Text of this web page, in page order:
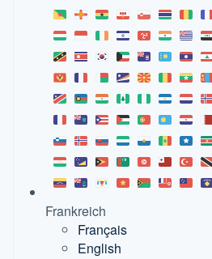
Frankreich
Français
English